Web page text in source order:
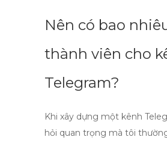
Nên có bao
thành viên cho
Telegram?
Khi xây dựng một kênh
hỏi quan trọng mà tôi